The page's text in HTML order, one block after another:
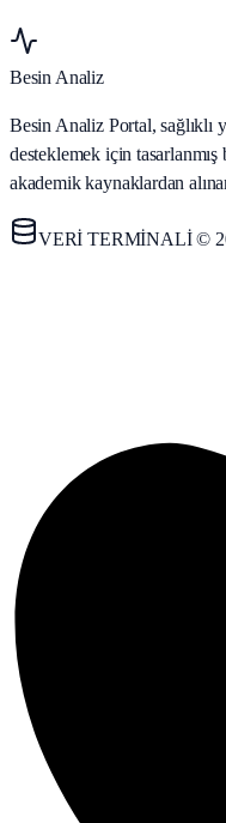
Besin Analiz
Besin Analiz Portal, sağlıklı
desteklemek için
akademik kaynaklardan
VERİ TERMİNALİ ©